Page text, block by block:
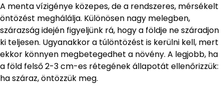
A menta vízigénye közepes, de a rendszeres, mérsékelt
öntözést meghálálja. Különösen nagy melegben,
szárazság idején figyeljünk rá, hogy a földje ne száradjon
ki teljesen. Ugyanakkor a túlöntözést is kerülni kell, mert
ekkor könnyen megbetegedhet a növény. A legjobb, ha
a föld felső 2-3 cm-es rétegének állapotát ellenőrizzük:
ha száraz, öntözzük meg.